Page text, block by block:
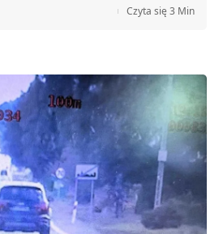
Czyta się 3 Min